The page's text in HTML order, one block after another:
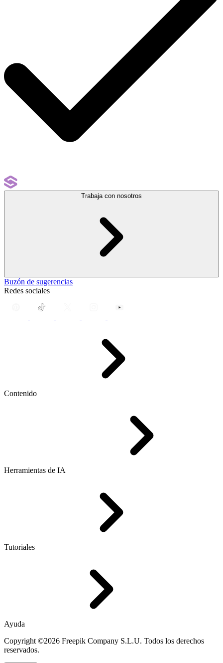
Trabaja con nosotros
Buzón de sugerencias
Redes sociales
Contenido
Herramientas de IA
Tutoriales
Ayuda
Copyright ©2026 Freepik Company S.L.U. Todos los derechos
reservados.